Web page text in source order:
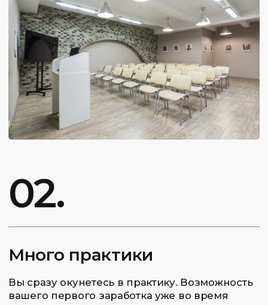
₽/мес
КУПИТЬ КУРС
от27 100
Вы можете купить курс в кредит или
оплатить целиком 650 000₽
Офлайн/Онлайн
Домашние задания
Индивидуальная консультация
по торговле
Телеграмм канал 1 месяц
В рассрочку на 24 месяца
Тактическая торговля
Подбирайте тактику под каждый торговый
целиком» и на экране оплаты выберите условия.